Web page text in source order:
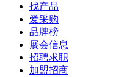
找产品
爱采购
品牌榜
展会信息
招聘求职
加盟招商